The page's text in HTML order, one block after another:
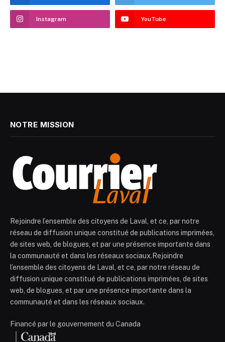
Instagram YouTube
NOTRE MISSION
Rejoindre l’ensemble des citoyens de Laval, et ce, par notre
réseau de diffusion unique constitué de publications imprimées,
de sites web, de blogues, et par une présence importante dans
la communauté et dans les réseaux sociaux.Rejoindre
l’ensemble des citoyens de Laval, et ce, par notre réseau de
diffusion unique constitué de publications imprimées, de sites
web, de blogues, et par une présence importante dans la
communauté et dans les réseaux sociaux.
Financé par le gouvernement du Canada